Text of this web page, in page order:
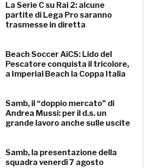
La Serie C su Rai 2: alcune
partite di Lega Pro saranno
trasmesse in diretta
Beach Soccer AiCS: Lido del
Pescatore conquista il tricolore,
a Imperial Beach la Coppa Italia
Samb, il “doppio mercato” di
Andrea Mussi: per il d.s. un
grande lavoro anche sulle uscite
Samb, la presentazione della
squadra venerdì 7 agosto